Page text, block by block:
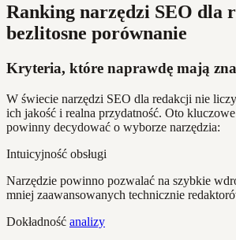
Ranking narzędzi SEO dla
bezlitosne porównanie
Kryteria, które naprawdę mają
W świecie narzędzi SEO dla redakcji nie
ich jakość i realna przydatność. Oto
powinny decydować o wyborze narzędzia:
Intuicyjność obsługi
Narzędzie powinno pozwalać na szybkie
mniej zaawansowanych technicznie
Dokładność analizy